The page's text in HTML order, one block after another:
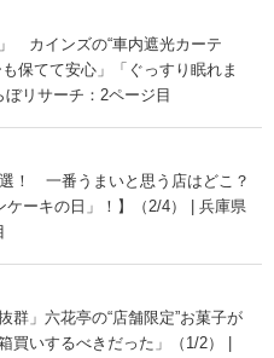
カインズの“車内遮光カーテ
保てて安心」「ぐっすり眠れま
リサーチ：2ページ目
！ 一番うまいと思う店はどこ？
ケーキの日」！】（2/4） | 兵庫県
群」六花亭の“店舗限定”お菓子が
いするべきだった」（1/2） |